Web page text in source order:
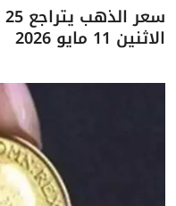
الاثنين 11 مايو 2026